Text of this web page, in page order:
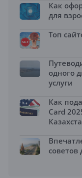
Как
для
Топ
одного
услуги
Как
Card
советов